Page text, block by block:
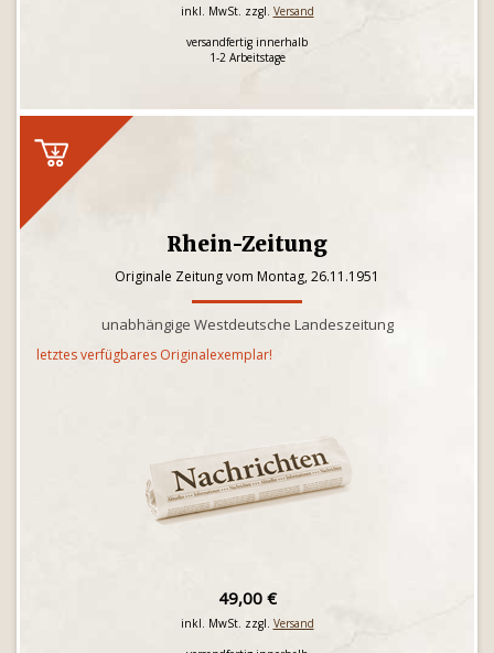
inkl. MwSt. zzgl. Versand
versandfertig innerhalb
1-2 Arbeitstage
Rhein-Zeitung
Originale Zeitung vom Montag, 26.11.1951
unabhängige Westdeutsche Landeszeitung
letztes verfügbares Originalexemplar!
49,00 €
inkl. MwSt. zzgl. Versand